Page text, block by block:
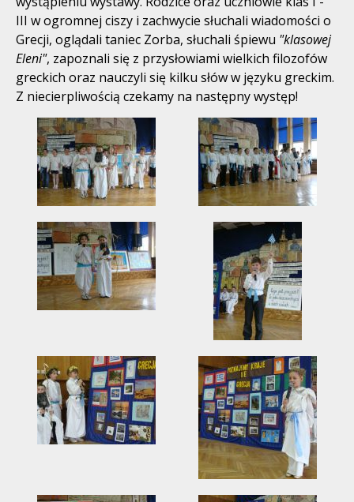
III w ogromnej ciszy i zachwycie słuchali wiadomości o
Grecji, oglądali taniec Zorba, słuchali śpiewu "klasowej
Eleni", zapoznali się z przysłowiami wielkich filozofów
greckich oraz nauczyli się kilku słów w języku greckim.
Z niecierpliwością czekamy na następny występ!